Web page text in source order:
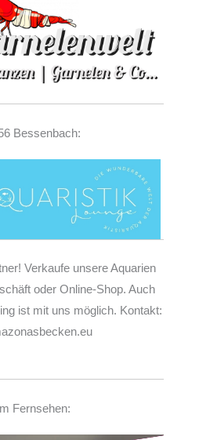
Bessenbach:
Verkaufe unsere Aquarien
oder Online-Shop. Auch
ist mit uns möglich. Kontakt:
Fernsehen: